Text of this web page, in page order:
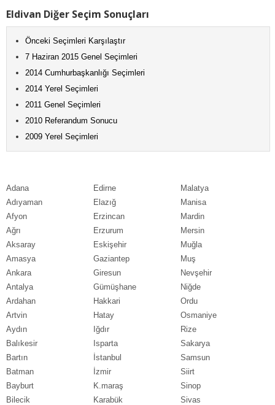
Adana
Adıyaman
Afyon
Ağrı
Aksaray
Amasya
Ankara
Antalya
Ardahan
Artvin
Aydın
Balıkesir
Bartın
Batman
Bayburt
Bilecik
Edirne
Elazığ
Erzincan
Erzurum
Eskişehir
Gaziantep
Giresun
Gümüşhane
Hakkari
Hatay
Iğdır
Isparta
İstanbul
İzmir
K.maraş
Karabük
Malatya
Manisa
Mardin
Mersin
Muğla
Muş
Nevşehir
Niğde
Ordu
Osmaniye
Rize
Sakarya
Samsun
Siirt
Sinop
Sivas
Eldivan Diğer Seçim Sonuçları
Önceki Seçimleri Karşılaştır
7 Haziran 2015 Genel Seçimleri
2014 Cumhurbaşkanlığı Seçimleri
2014 Yerel Seçimleri
2011 Genel Seçimleri
2010 Referandum Sonucu
2009 Yerel Seçimleri